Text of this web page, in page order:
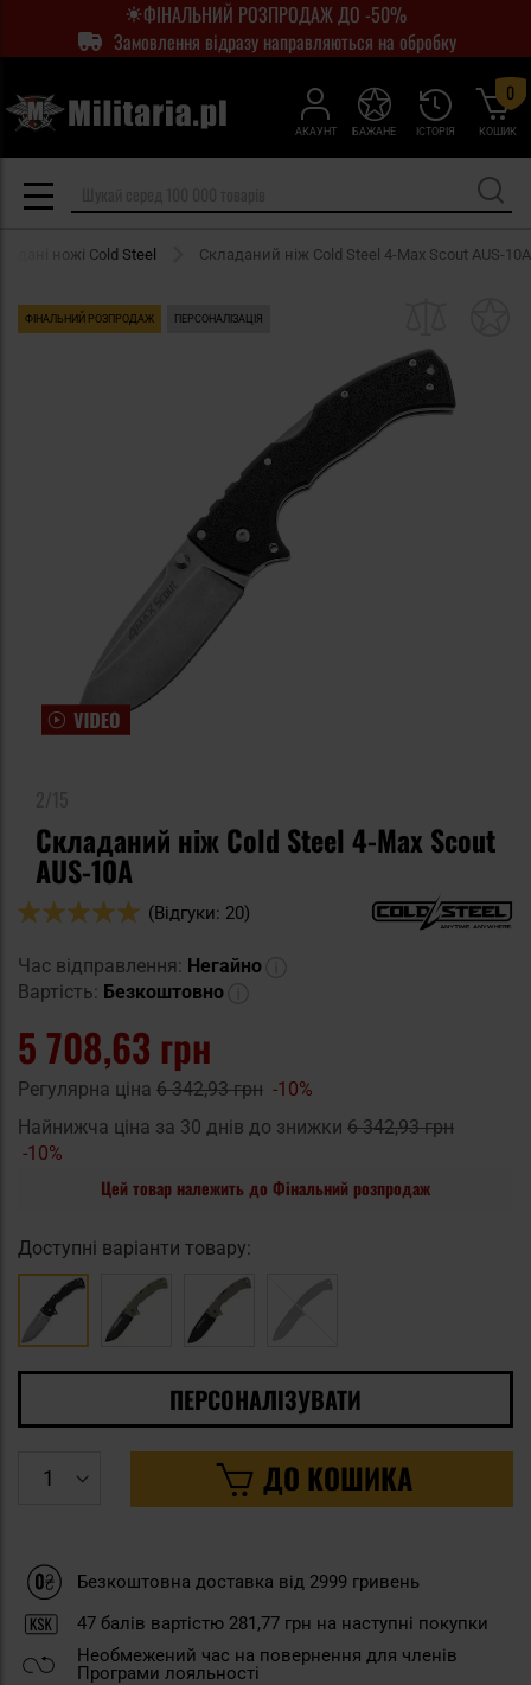
ФІНАЛЬНИЙ РОЗПРОДАЖ ДО -50%
Замовлення відразу направляються на обробку
АКАУНТ ІСТОРІЯ
БАЖАНЕ КОШИК
0
ножі Cold Steel Складаний ніж Cold Steel 4-Max Scout AUS-10A
ФІНАЛЬНИЙ РОЗПРОДАЖ ПЕРСОНАЛІЗАЦІЯ
Складаний ніж Cold Steel 4-Max Scout
AUS-10A
Оцінка:
(Відгуки: 20)
Час відправлення: Негайно
Вартість: Безкоштовно
5 708,63 грн
Регулярна ціна 6 342,93 грн -10%
Найнижча ціна за 30 днів до знижки 6 342,93 грн
-10%
Цей товар належить до Фінальний розпродаж
Доступні варіанти товару:
ПЕРСОНАЛІЗУВАТИ
ДО КОШИКА
Безкоштовна доставка від 2999 гривень
47 балів вартістю 281,77 грн на наступні покупки
Необмежений час на повернення для членів
Програми лояльності